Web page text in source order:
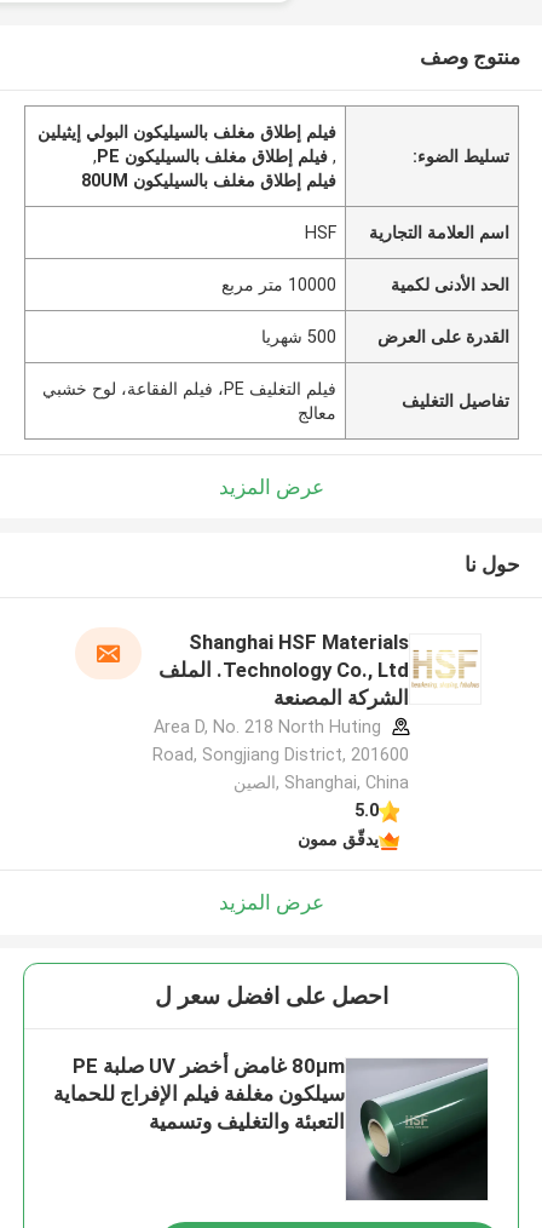
منتوج وصف
تسليط الضوء:
فيلم إطلاق مغلف بالسيليكون البولي إيثيلين
,فيلم إطلاق مغلف بالسيليكون PE
,
فيلم إطلاق مغلف بالسيليكون 80UM
اسم العلامة التجارية HSF
الحد الأدنى لكمية 10000 متر مربع
القدرة على العرض 500 شهريا
تفاصيل التغليف
فيلم التغليف PE، فيلم الفقاعة، لوح خشبي
معالج
عرض المزيد
حول نا
Shanghai HSF Materials
Technology Co., Ltd. الملف
الشركة المصنعة
Area D, No. 218 North Huting
Road, Songjiang District, 201600
Shanghai, China ,الصين
5.0
يدقّق ممون
عرض المزيد
احصل على افضل سعر ل
80μm غامض أخضر UV صلبة PE
سيلكون مغلفة فيلم الإفراج للحماية
التعبئة والتغليف وتسمية